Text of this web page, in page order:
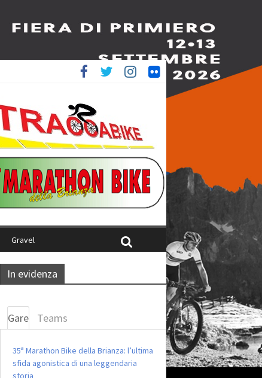
Gravel
In evidenza
Gare Teams
35ª Marathon Bike della Brianza: l’ultima
sfida agonistica di una leggendaria
storia